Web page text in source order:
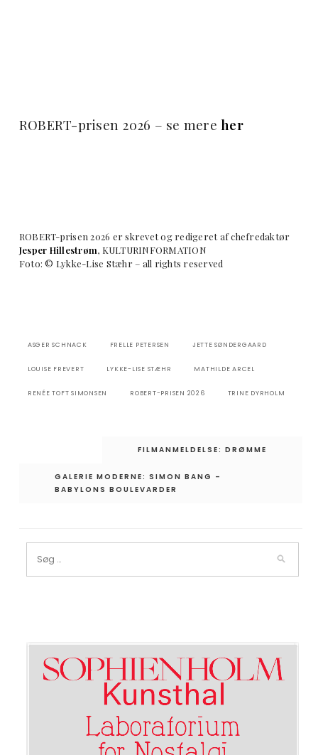
ROBERT-prisen 2026 – se mereher
ROBERT-prisen 2026 er skrevet og redigeret af chefredaktør
Jesper Hillestrøm, KULTURINFORMATION
Foto: © Lykke-Lise Stæhr – all rights reserved
ASGER SCHNACK FRELLE PETERSEN JETTE SØNDERGAARD
LOUISE FREVERT LYKKE-LISE STÆHR MATHILDE ARCEL
RENÉE TOFT SIMONSEN ROBERT-PRISEN 2026 TRINE DYRHOLM
IndlægsnavigationFILMANMELDELSE: DRØMME
GALERIE MODERNE: SIMON BANG –
BABYLONS BOULEVARDER